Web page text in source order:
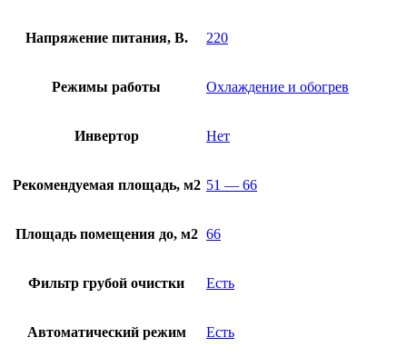
Напряжение питания, В. 220
Режимы работы Охлаждение и обогрев
Инвертор Нет
Рекомендуемая площадь, м2 51 — 66
Площадь помещения до, м2 66
Фильтр грубой очистки Есть
Автоматический режим Есть